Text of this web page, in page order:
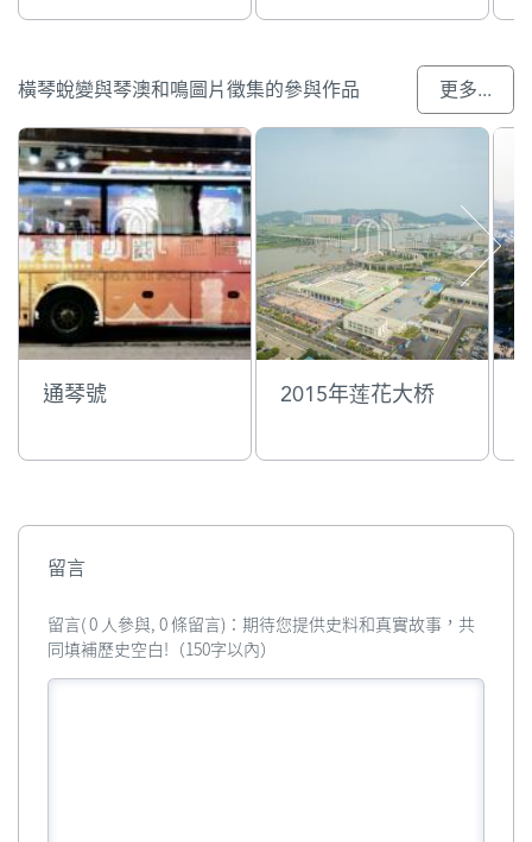
工程
橫琴蛻變與琴澳和鳴圖片徵集的參與作品 更多...
通琴號 2015年莲花大桥
留言
留言( 0 人參與, 0 條留言)：期待您提供史料和真實故事，共
同填補歷史空白!（150字以內）